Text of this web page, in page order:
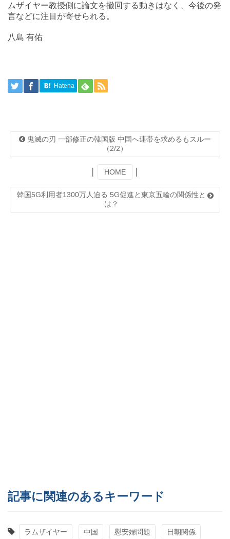
ムザイヤー教授側に論文を撤回する動きはなく、今後の発
言などに注目が寄せられる。
八島 有佑
Hatena
鬼滅の刃 一部修正の韓国版 中国へ連帯を求めるもスルー
（2/2）
HOME
韓国5G利用者1300万人迫る 5G促進と東京五輪の関係性と
は？
記事に関連のあるキーワード
ラムザイヤー 中国 慰安婦問題 日朝関係